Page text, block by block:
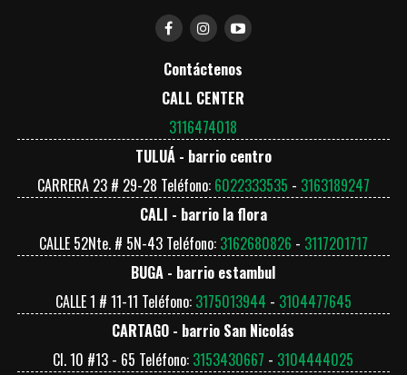
REQUISITOS
Ser mayor de 14 Años.
b.Disponibilidad de tiempo.
Estar inscrito en la plataforma del SENA
SOFIA PLUS y conocer la clave de Acceso.
Envío de documentación por correo
caras en PDF, Numero de Celular WhatsApp
Contáctenos
CALL CENTER
3116474018
TULUÁ - barrio centro
CARRERA 23 # 29-28 Teléfono: 6022333535 - 3163189247
CALI - barrio la flora
CALLE 52Nte. # 5N-43 Teléfono: 3162680826 - 3117201717
BUGA - barrio estambul
CALLE 1 # 11-11 Teléfono: 3175013944 - 3104477645
CARTAGO - barrio San Nicolás
Cl. 10 #13 - 65 Teléfono: 3153430667 - 3104444025